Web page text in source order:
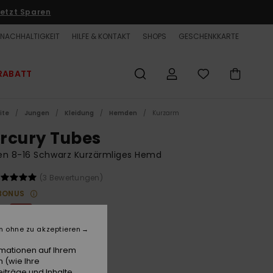
Sparen
NACHHALTIGKEIT HILFE & KONTAKT SHOPS GESCHENKKARTE
Jungen Kleidung Hemden Kurzarm
Tubes
8-16 Schwarz Kurzärmliges Hemd
(3 Bewertungen)
€
RABATT EXTRA 25 %
auf Ihrem
(wie Ihre
ohne zu akzeptieren